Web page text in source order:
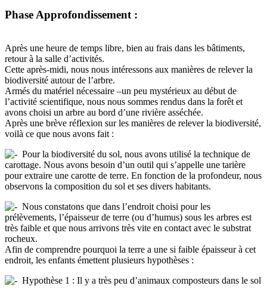
Phase Approfondissement :
Après une heure de temps libre, bien au frais dans les bâtiments,
retour à la salle d’activités.
Cette après-midi, nous nous intéressons aux manières de relever la
biodiversité autour de l’arbre.
Armés du matériel nécessaire –un peu mystérieux au début de
l’activité scientifique, nous nous sommes rendus dans la forêt et
avons choisi un arbre au bord d’une rivière asséchée.
Après une brève réflexion sur les manières de relever la biodiversité,
voilà ce que nous avons fait :
Pour la biodiversité du sol, nous avons utilisé la technique de
carottage. Nous avons besoin d’un outil qui s’appelle une tarière
pour extraire une carotte de terre. En fonction de la profondeur, nous
observons la composition du sol et ses divers habitants.
Nous constatons que dans l’endroit choisi pour les
prélèvements, l’épaisseur de terre (ou d’humus) sous les arbres est
très faible et que nous arrivons très vite en contact avec le substrat
rocheux.
Afin de comprendre pourquoi la terre a une si faible épaisseur à cet
endroit, les enfants émettent plusieurs hypothèses :
Hypothèse 1 : Il y a très peu d’animaux composteurs dans le sol